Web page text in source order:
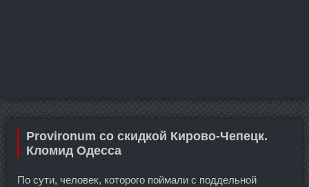
Provironum со скидкой Кирово-Чепецк.
Кломид Одесса
По сути, человек, которого поймали с поддельной